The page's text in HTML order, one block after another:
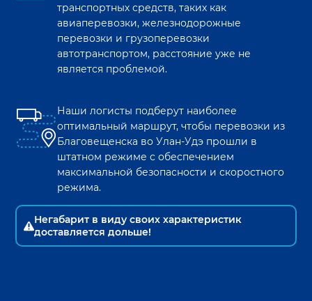
транспортных средств, таких как
авиаперевозки, железнодорожные
перевозки и грузоперевозки
автотранспортом, расстояние уже не
является проблемой.
Наши логисты подберут наиболее
оптимальный маршрут, чтобы перевозки из
Благовещенска воУлан-Удэ прошли в
штатном режиме с обеспечением
максимальной безопасности и скоростного
режима.
Негабарит в виду своих характеристик
доставляется дольше!